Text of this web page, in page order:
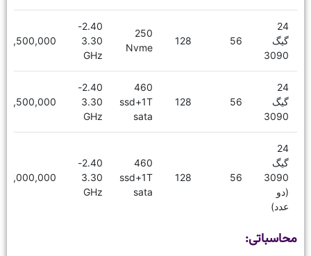
24
گیگ
3090
56
128
250
Nvme
2.40-
3.30
GHz
18,500,000
24
گیگ
3090
56
128
460
ssd+1T
sata
2.40-
3.30
GHz
19,500,000
24
گیگ
3090
(دو
عدد)
56
128
460
ssd+1T
sata
2.40-
3.30
GHz
27,000,000
محاسباتی: